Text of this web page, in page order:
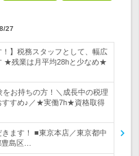
27
！】税務スタッフとして、幅広
★残業は月平均28hと少なめ★
をお持ちの方！＼成長中の税理
すすめ♪／★実働7h★資格取得
ます！ ■東京本店／東京都中
島区…